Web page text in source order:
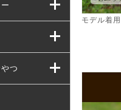
モデル着
つ